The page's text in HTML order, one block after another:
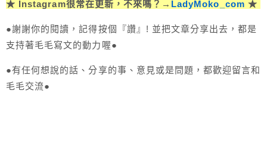
★ Instagram很常在更新，不來嗎？→ LadyMoko_com ★
●謝謝你的閱讀，記得按個『讚』! 並把文章分享出去，都是
支持著毛毛寫文的動力喔●
●有任何想說的話、分享的事、意見或是問題，都歡迎留言和
毛毛交流●